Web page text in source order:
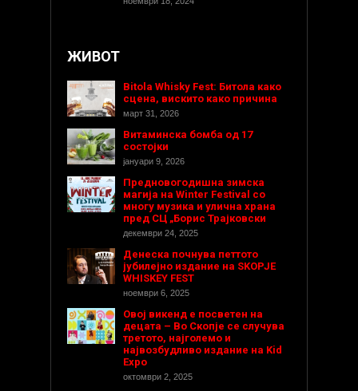
ЖИВОТ
Bitola Whisky Fest: Битола како
сцена, вискито како причина
март 31, 2026
Витаминска бомба од 17
состојки
јануари 9, 2026
Предновогодишнa зимска
магија на Winter Festival со
многу музика и улична храна
пред СЦ „Борис Трајковски
декември 24, 2025
Денеска почнува петтото
јубилејно издание на SKOPJE
WHISKEY FEST
ноември 6, 2025
Овој викенд е посветен на
децата – Во Скопје се случува
третото, најголемо и
највозбудливо издание на Kid
Expo
октомври 2, 2025